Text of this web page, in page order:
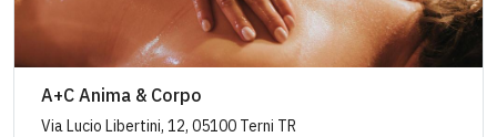
A+C Anima & Corpo
Via Lucio Libertini, 12, 05100 Terni TR